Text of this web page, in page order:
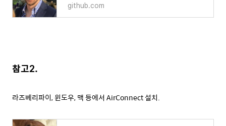
github.com
참고2.
라즈베리파이, 윈도우, 맥 등에서 AirConnect 설치.